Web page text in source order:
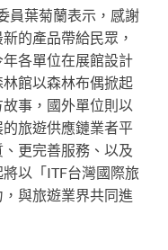
員葉菊蘭表示，感謝
的產品帶給民眾，
各單位在展館設計
館以森林布偶掀起
事，國外單位則以
旅遊供應鏈業者平
更完善服務、以及
以「ITF台灣國際旅
與旅遊業界共同進